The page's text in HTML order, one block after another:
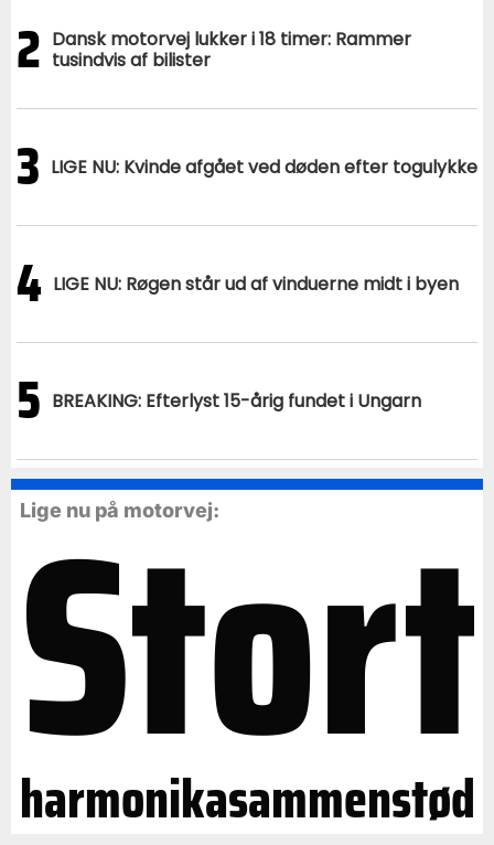
2 Dansk motorvej lukker i 18 timer: Rammer
tusindvis af bilister
3 LIGE NU: Kvinde afgået ved døden efter togulykke
4 LIGE NU: Røgen står ud af vinduerne midt i byen
5 BREAKING: Efterlyst 15-årig fundet i Ungarn
Lige nu på motorvej:
Stort
harmonikasammenstød